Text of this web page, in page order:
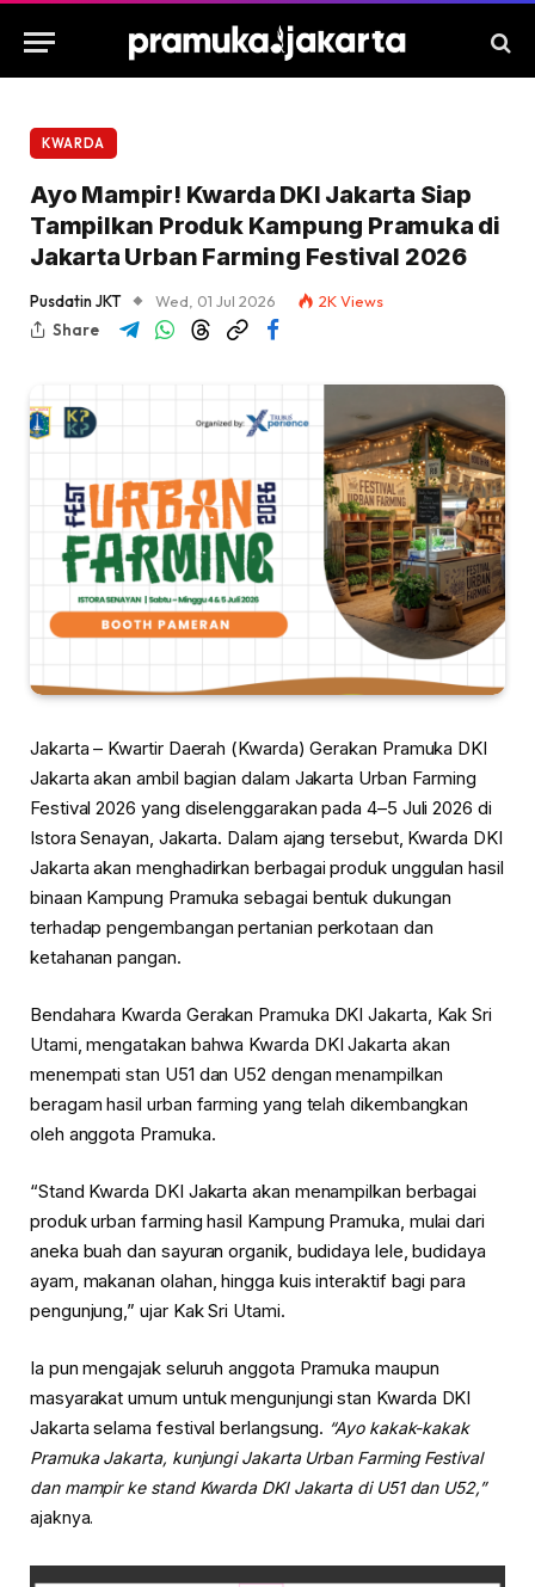
KWARDA
Ayo Mampir! Kwarda DKI Jakarta Siap
Tampilkan Produk Kampung Pramuka di
Jakarta Urban Farming Festival 2026
Pusdatin JKT Wed, 01 Jul 2026 2KViews
Share
Jakarta – Kwartir Daerah (Kwarda) Gerakan Pramuka DKI
Jakarta akan ambil bagian dalam Jakarta Urban Farming
Festival 2026 yang diselenggarakan pada 4–5 Juli 2026 di
Istora Senayan, Jakarta. Dalam ajang tersebut, Kwarda DKI
Jakarta akan menghadirkan berbagai produk unggulan hasil
binaan Kampung Pramuka sebagai bentuk dukungan
terhadap pengembangan pertanian perkotaan dan
ketahanan pangan.
Bendahara Kwarda Gerakan Pramuka DKI Jakarta, Kak Sri
Utami, mengatakan bahwa Kwarda DKI Jakarta akan
menempati stan U51 dan U52 dengan menampilkan
beragam hasil urban farming yang telah dikembangkan
oleh anggota Pramuka.
“Stand Kwarda DKI Jakarta akan menampilkan berbagai
produk urban farming hasil Kampung Pramuka, mulai dari
aneka buah dan sayuran organik, budidaya lele, budidaya
ayam, makanan olahan, hingga kuis interaktif bagi para
pengunjung,” ujar Kak Sri Utami.
Ia pun mengajak seluruh anggota Pramuka maupun
masyarakat umum untuk mengunjungi stan Kwarda DKI
Jakarta selama festival berlangsung. “Ayo kakak-kakak
Pramuka Jakarta, kunjungi Jakarta Urban Farming Festival
dan mampir ke stand Kwarda DKI Jakarta di U51 dan U52,”
ajaknya.